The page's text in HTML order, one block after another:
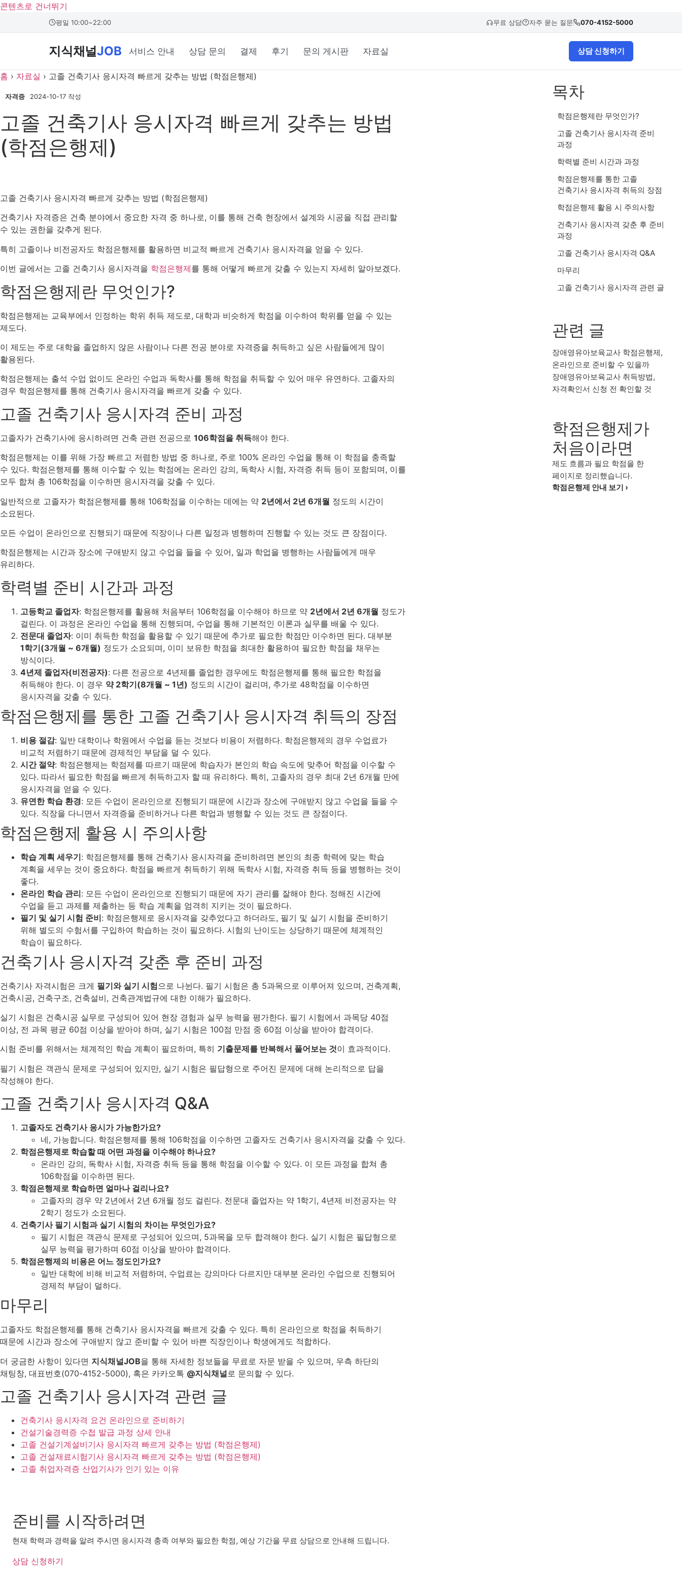
콘텐츠로 건너뛰기
본문 바로가기
평일 10:00~22:00 무료 상담 자주 묻는 질문 070-4152-5000
지식채널JOB 서비스 안내 상담 문의 결제 후기 문의 게시판 자료실 상담 신청하기
홈 › 자료실 › 고졸 건축기사 응시자격 빠르게 갖추는 방법 (학점은행제)
자격증 2024-10-17 작성
고졸 건축기사 응시자격 빠르게 갖추는 방법
(학점은행제)
고졸 건축기사 응시자격 빠르게 갖추는 방법 (학점은행제)
건축기사 자격증은 건축 분야에서 중요한 자격 중 하나로, 이를 통해 건축 현장에서 설계와 시공을 직접 관리할
수 있는 권한을 갖추게 된다.
특히 고졸이나 비전공자도 학점은행제를 활용하면 비교적 빠르게 건축기사 응시자격을 얻을 수 있다.
이번 글에서는 고졸 건축기사 응시자격을 학점은행제를 통해 어떻게 빠르게 갖출 수 있는지 자세히 알아보겠다.
학점은행제란 무엇인가?
학점은행제는 교육부에서 인정하는 학위 취득 제도로, 대학과 비슷하게 학점을 이수하여 학위를 얻을 수 있는
제도다.
이 제도는 주로 대학을 졸업하지 않은 사람이나 다른 전공 분야로 자격증을 취득하고 싶은 사람들에게 많이
활용된다.
학점은행제는 출석 수업 없이도 온라인 수업과 독학사를 통해 학점을 취득할 수 있어 매우 유연하다. 고졸자의
경우 학점은행제를 통해 건축기사 응시자격을 빠르게 갖출 수 있다.
고졸 건축기사 응시자격 준비 과정
고졸자가 건축기사에 응시하려면 건축 관련 전공으로 106학점을 취득해야 한다.
학점은행제는 이를 위해 가장 빠르고 저렴한 방법 중 하나로, 주로 100% 온라인 수업을 통해 이 학점을 충족할
수 있다. 학점은행제를 통해 이수할 수 있는 학점에는 온라인 강의, 독학사 시험, 자격증 취득 등이 포함되며, 이를
모두 합쳐 총 106학점을 이수하면 응시자격을 갖출 수 있다.
일반적으로 고졸자가 학점은행제를 통해 106학점을 이수하는 데에는 약 2년에서 2년 6개월 정도의 시간이
소요된다.
모든 수업이 온라인으로 진행되기 때문에 직장이나 다른 일정과 병행하며 진행할 수 있는 것도 큰 장점이다.
학점은행제는 시간과 장소에 구애받지 않고 수업을 들을 수 있어, 일과 학업을 병행하는 사람들에게 매우
유리하다.
학력별 준비 시간과 과정
고등학교 졸업자: 학점은행제를 활용해 처음부터 106학점을 이수해야 하므로 약 2년에서 2년 6개월 정도가
걸린다. 이 과정은 온라인 수업을 통해 진행되며, 수업을 통해 기본적인 이론과 실무를 배울 수 있다.
전문대 졸업자: 이미 취득한 학점을 활용할 수 있기 때문에 추가로 필요한 학점만 이수하면 된다. 대부분
1학기(3개월 ~ 6개월) 정도가 소요되며, 이미 보유한 학점을 최대한 활용하여 필요한 학점을 채우는
방식이다.
4년제 졸업자(비전공자): 다른 전공으로 4년제를 졸업한 경우에도 학점은행제를 통해 필요한 학점을
취득해야 한다. 이 경우 약 2학기(8개월 ~ 1년) 정도의 시간이 걸리며, 추가로 48학점을 이수하면
응시자격을 갖출 수 있다.
학점은행제를 통한 고졸 건축기사 응시자격 취득의 장점
비용 절감: 일반 대학이나 학원에서 수업을 듣는 것보다 비용이 저렴하다. 학점은행제의 경우 수업료가
비교적 저렴하기 때문에 경제적인 부담을 덜 수 있다.
시간 절약: 학점은행제는 학점제를 따르기 때문에 학습자가 본인의 학습 속도에 맞추어 학점을 이수할 수
있다. 따라서 필요한 학점을 빠르게 취득하고자 할 때 유리하다. 특히, 고졸자의 경우 최대 2년 6개월 만에
응시자격을 얻을 수 있다.
유연한 학습 환경: 모든 수업이 온라인으로 진행되기 때문에 시간과 장소에 구애받지 않고 수업을 들을 수
있다. 직장을 다니면서 자격증을 준비하거나 다른 학업과 병행할 수 있는 것도 큰 장점이다.
학점은행제 활용 시 주의사항
학습 계획 세우기: 학점은행제를 통해 건축기사 응시자격을 준비하려면 본인의 최종 학력에 맞는 학습
계획을 세우는 것이 중요하다. 학점을 빠르게 취득하기 위해 독학사 시험, 자격증 취득 등을 병행하는 것이
좋다.
온라인 학습 관리: 모든 수업이 온라인으로 진행되기 때문에 자기 관리를 잘해야 한다. 정해진 시간에
수업을 듣고 과제를 제출하는 등 학습 계획을 엄격히 지키는 것이 필요하다.
필기 및 실기 시험 준비: 학점은행제로 응시자격을 갖추었다고 하더라도, 필기 및 실기 시험을 준비하기
위해 별도의 수험서를 구입하여 학습하는 것이 필요하다. 시험의 난이도는 상당하기 때문에 체계적인
학습이 필요하다.
건축기사 응시자격 갖춘 후 준비 과정
건축기사 자격시험은 크게 필기와 실기 시험으로 나뉜다. 필기 시험은 총 5과목으로 이루어져 있으며, 건축계획,
건축시공, 건축구조, 건축설비, 건축관계법규에 대한 이해가 필요하다.
실기 시험은 건축시공 실무로 구성되어 있어 현장 경험과 실무 능력을 평가한다. 필기 시험에서 과목당 40점
이상, 전 과목 평균 60점 이상을 받아야 하며, 실기 시험은 100점 만점 중 60점 이상을 받아야 합격이다.
시험 준비를 위해서는 체계적인 학습 계획이 필요하며, 특히 기출문제를 반복해서 풀어보는 것이 효과적이다.
필기 시험은 객관식 문제로 구성되어 있지만, 실기 시험은 필답형으로 주어진 문제에 대해 논리적으로 답을
작성해야 한다.
고졸 건축기사 응시자격 Q&A
고졸자도 건축기사 응시가 가능한가요?
네, 가능합니다. 학점은행제를 통해 106학점을 이수하면 고졸자도 건축기사 응시자격을 갖출 수 있다.
학점은행제로 학습할 때 어떤 과정을 이수해야 하나요?
온라인 강의, 독학사 시험, 자격증 취득 등을 통해 학점을 이수할 수 있다. 이 모든 과정을 합쳐 총
106학점을 이수하면 된다.
학점은행제로 학습하면 얼마나 걸리나요?
고졸자의 경우 약 2년에서 2년 6개월 정도 걸린다. 전문대 졸업자는 약 1학기, 4년제 비전공자는 약
2학기 정도가 소요된다.
건축기사 필기 시험과 실기 시험의 차이는 무엇인가요?
필기 시험은 객관식 문제로 구성되어 있으며, 5과목을 모두 합격해야 한다. 실기 시험은 필답형으로
실무 능력을 평가하며 60점 이상을 받아야 합격이다.
학점은행제의 비용은 어느 정도인가요?
일반 대학에 비해 비교적 저렴하며, 수업료는 강의마다 다르지만 대부분 온라인 수업으로 진행되어
경제적 부담이 덜하다.
마무리
고졸자도 학점은행제를 통해 건축기사 응시자격을 빠르게 갖출 수 있다. 특히 온라인으로 학점을 취득하기
때문에 시간과 장소에 구애받지 않고 준비할 수 있어 바쁜 직장인이나 학생에게도 적합하다.
더 궁금한 사항이 있다면 지식채널JOB을 통해 자세한 정보들을 무료로 자문 받을 수 있으며, 우측 하단의
채팅창, 대표번호(070-4152-5000), 혹은 카카오톡 @지식채널 로 문의할 수 있다.
고졸 건축기사 응시자격 관련 글
건축기사 응시자격 요건 온라인으로 준비하기
건설기술경력증 수첩 발급 과정 상세 안내
고졸 건설기계설비기사 응시자격 빠르게 갖추는 방법 (학점은행제)
고졸 건설재료시험기사 응시자격 빠르게 갖추는 방법 (학점은행제)
고졸 취업자격증 산업기사가 인기 있는 이유
준비를 시작하려면
현재 학력과 경력을 알려 주시면 응시자격 충족 여부와 필요한 학점, 예상 기간을 무료 상담으로 안내해 드립니다.
상담 신청하기
목차
학점은행제란 무엇인가?
고졸 건축기사 응시자격 준비
과정
학력별 준비 시간과 과정
학점은행제를 통한 고졸
건축기사 응시자격 취득의 장점
학점은행제 활용 시 주의사항
건축기사 응시자격 갖춘 후 준비
과정
고졸 건축기사 응시자격 Q&A
마무리
고졸 건축기사 응시자격 관련 글
관련 글
장애영유아보육교사 학점은행제,
온라인으로 준비할 수 있을까
장애영유아보육교사 취득방법,
자격확인서 신청 전 확인할 것
학점은행제가
처음이라면
제도 흐름과 필요 학점을 한
페이지로 정리했습니다.
학점은행제 안내 보기 ›